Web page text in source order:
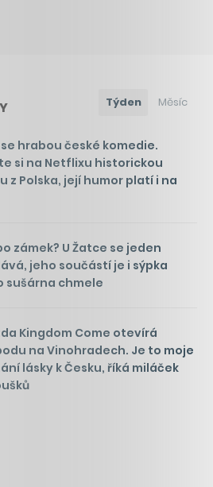
Týden Měsíc
se hrabou české komedie.
si na Netflixu historickou
z Polska, její humor platí i na
zámek? U Žatce se jeden
jeho součástí je i sýpka
sušárna chmele
Kingdom Come otevírá
na Vinohradech. Je to moje
lásky k Česku, říká miláček